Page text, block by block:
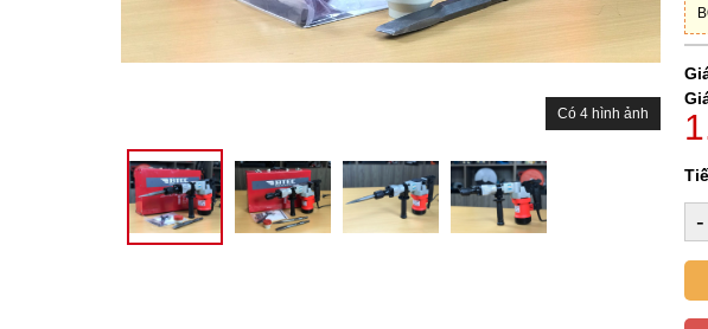
Có 4 hình ảnh
-